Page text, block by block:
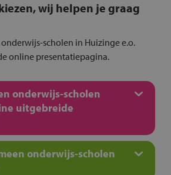
wij helpen je graag
scholen in Huizinge e.o.
online presentatiepagina.
onderwijs-scholen
uitgebreide
onderwijs-scholen